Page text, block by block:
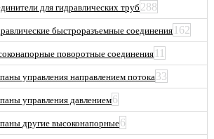
для гидравлических труб 288
быстроразъемные соединения 162
поворотные соединения 11
управления направлением потока33
управления давлением6
другие высоконапорные6